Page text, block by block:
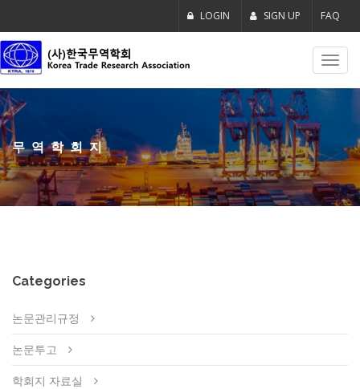
LOGIN SIGN UP FAQ
무역학회지
Categories
논문관리규정
논문투고
학회지 자료실